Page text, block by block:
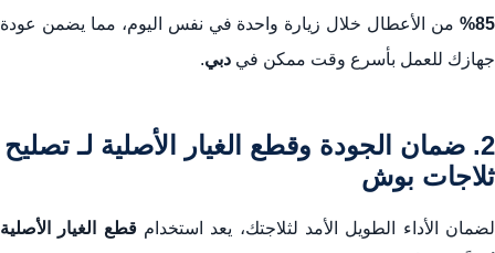
85%
من الأعطال خلال زيارة واحدة في نفس اليوم، مما يضمن عودة
جهازك للعمل بأسرع وقت ممكن في دبي.
2. ضمان الجودة وقطع الغيار الأصلية لـ تصليح
ثلاجات بوش
لضمان الأداء الطويل الأمد لثلاجتك، يعد استخدامقطع الغيار الأصلية